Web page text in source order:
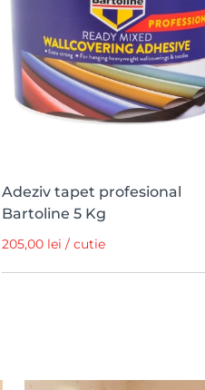
Adeziv tapet profesional
Bartoline 5 Kg
205,00 lei / cutie